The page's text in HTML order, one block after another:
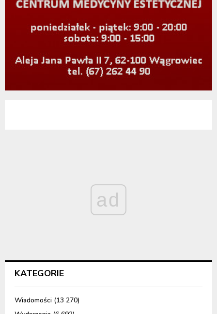
ad
KATEGORIE
Wiadomości (13 270)